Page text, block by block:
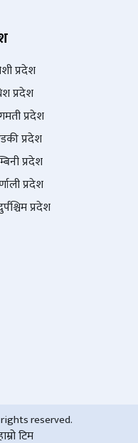
प्रदेश
प्रदेश
प्रदेश
प्रदेश
प्रदेश
प्रदेश
प्रदेश
reserved.
टिम